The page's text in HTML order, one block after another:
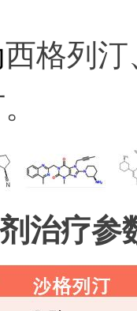
西格列
治疗参